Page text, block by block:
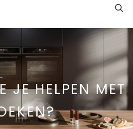
JE HELPEN MET